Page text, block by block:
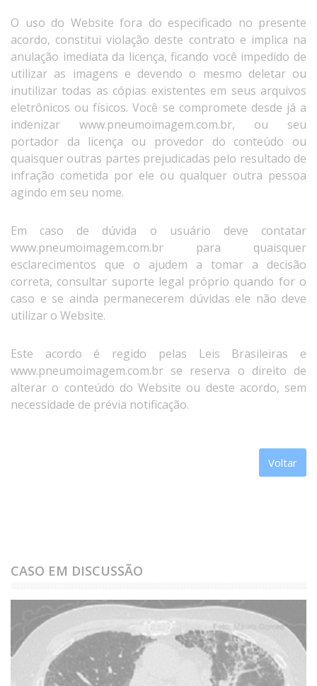
O uso do Website fora do especificado no presente
acordo, constitui violação deste contrato e implica na
anulação imediata da licença, ficando você impedido de
utilizar as imagens e devendo o mesmo deletar ou
inutilizar todas as cópias existentes em seus arquivos
eletrônicos ou físicos. Você se compromete desde já a
indenizar www.pneumoimagem.com.br, ou seu
portador da licença ou provedor do conteúdo ou
quaisquer outras partes prejudicadas pelo resultado de
infração cometida por ele ou qualquer outra pessoa
agindo em seu nome.
Em caso de dúvida o usuário deve contatar
www.pneumoimagem.com.br para quaisquer
esclarecimentos que o ajudem a tomar a decisão
correta, consultar suporte legal próprio quando for o
caso e se ainda permanecerem dúvidas ele não deve
utilizar o Website.
Este acordo é regido pelas Leis Brasileiras e
www.pneumoimagem.com.br se reserva o direito de
alterar o conteúdo do Website ou deste acordo, sem
necessidade de prévia notificação.
Voltar
CASO EM DISCUSSÃO